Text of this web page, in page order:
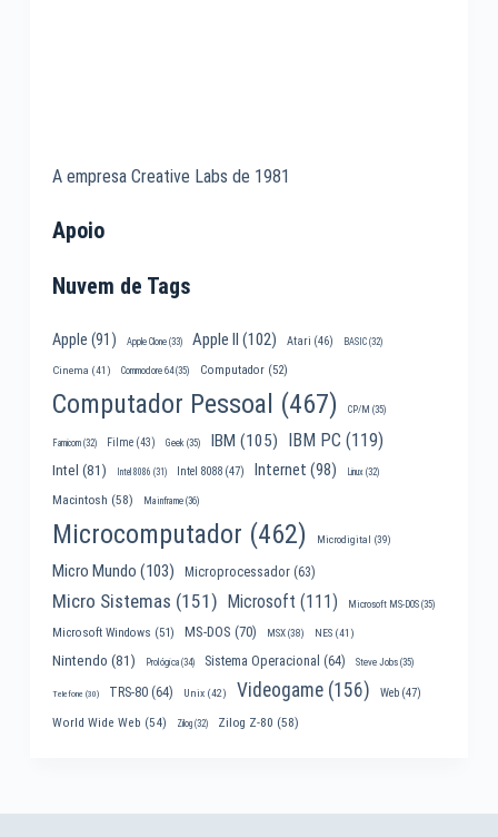
A empresa Creative Labs de 1981
Apoio
Nuvem de Tags
Apple (91) Apple Clone(33) Apple II (102) Atari (46) BASIC(32)
Cinema (41) Commodore 64(35) Computador(52)
Computador Pessoal (467) CP/M (35)
Famicom(32) Filme(43) Geek(35) IBM (105) IBM PC (119)
Intel (81) Intel 8086 (31) Intel 8088(47) Internet (98) Linux(32)
Macintosh (58) Mainframe(36)
Microcomputador (462) Microdigital (39)
Micro Mundo (103) Microprocessador(63)
Micro Sistemas (151) Microsoft (111) Microsoft MS-DOS(35)
Microsoft Windows (51) MS-DOS (70) MSX(38) NES(41)
Nintendo (81) Prológica(34) Sistema Operacional (64) Steve Jobs(35)
Telefone (30) TRS-80(64) Unix(42) Videogame(156) Web(47)
World Wide Web (54) Zilog(32) Zilog Z-80 (58)